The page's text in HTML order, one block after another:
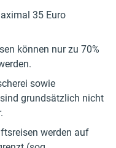
35 Euro
können nur zu 70%
sowie
grundsätzlich nicht
werden auf